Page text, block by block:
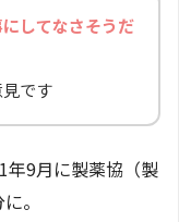
にしてなさそうだ
です
年9月に製薬協（製
。